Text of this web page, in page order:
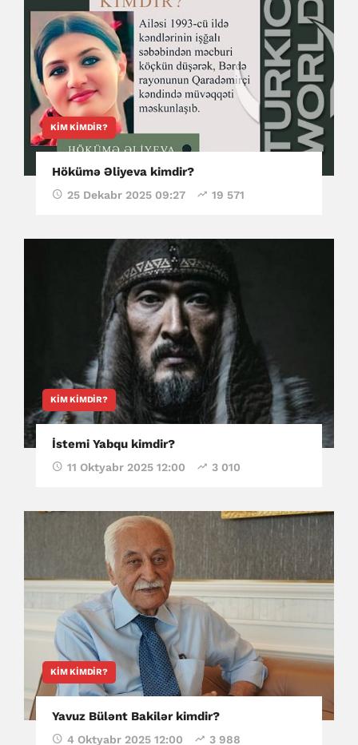
KIM KIMDIR?
Hökümə Əliyeva kimdir?
25 Dekabr 2025 09:27 19 571
KIM KIMDIR?
İstemi Yabqu kimdir?
11 Oktyabr 2025 12:00 3 010
KIM KIMDIR?
Yavuz Bülənt Bakilər kimdir?
4 Oktyabr 2025 12:00 3 988